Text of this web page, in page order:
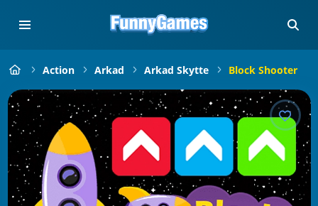
Action Arkad Arkad Skytte Block Shooter